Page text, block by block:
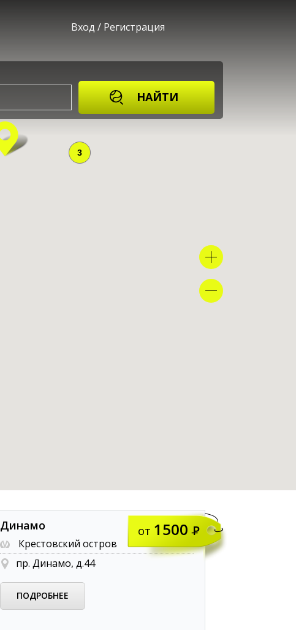
Вход/ Регистрация
НАЙТИ
3
Динамо
Крестовский остров
пр. Динамо, д.44
ПОДРОБНЕЕ
от 1500